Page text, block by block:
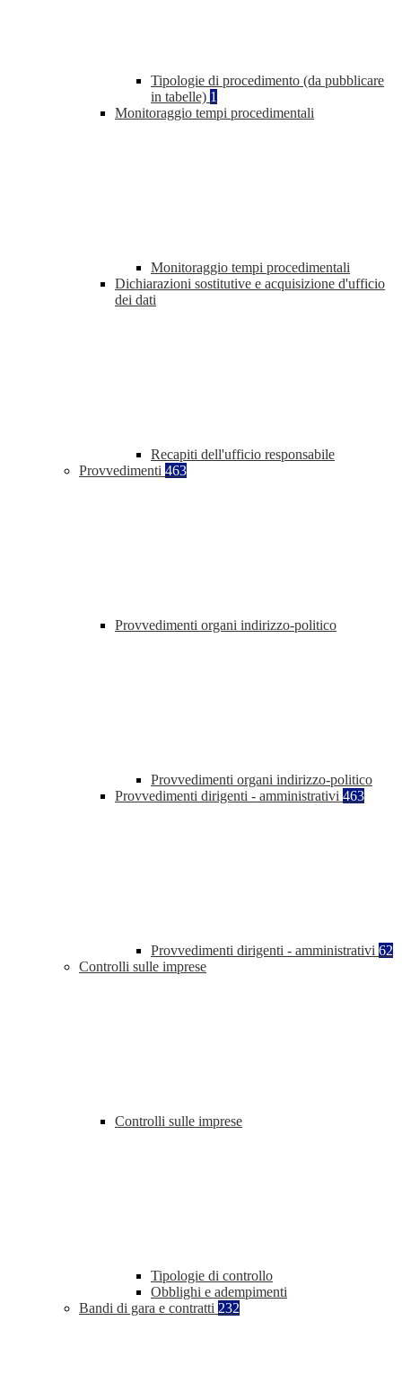
Tipologie di procedimento (da pubblicare
in tabelle) 1
Monitoraggio tempi procedimentali
Monitoraggio tempi procedimentali
Dichiarazioni sostitutive e acquisizione d'ufficio
dei dati
Recapiti dell'ufficio responsabile
Provvedimenti 463
Provvedimenti organi indirizzo-politico
Provvedimenti organi indirizzo-politico
Provvedimenti dirigenti - amministrativi 463
Provvedimenti dirigenti - amministrativi 62
Controlli sulle imprese
Controlli sulle imprese
Tipologie di controllo
Obblighi e adempimenti
Bandi di gara e contratti 232